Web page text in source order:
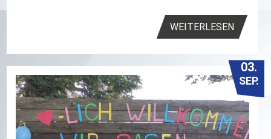
WEITERLESEN
03.
SEP.